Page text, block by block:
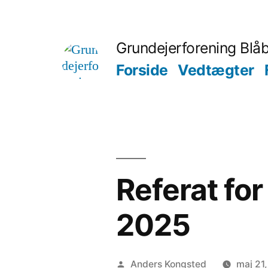
Grundejerforening
Forside Vedtægter
Referat
2025
Posted
Anders Kongsted maj